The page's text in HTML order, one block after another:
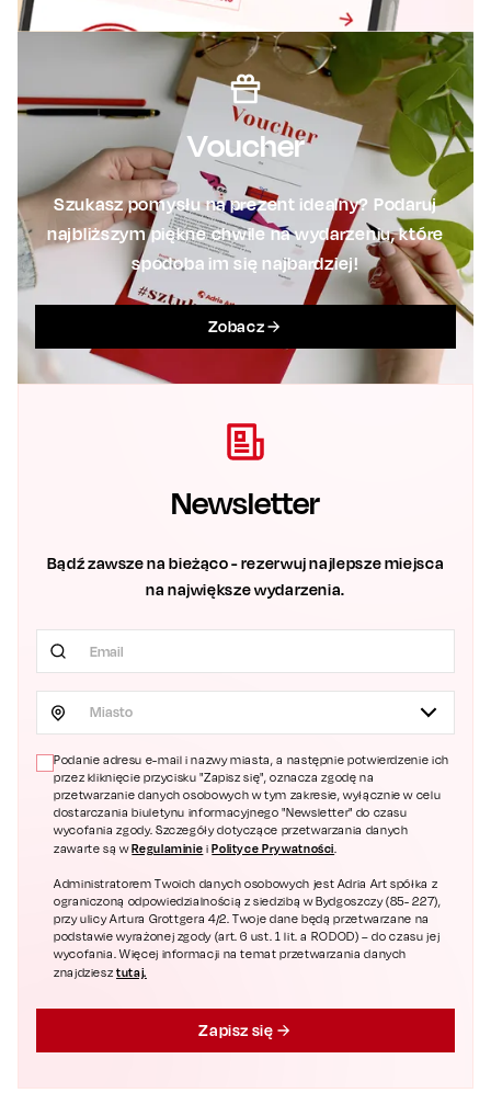
Voucher
Szukasz pomysłu na prezent idealny? Podaruj
najbliższym piękne chwile na wydarzeniu, które
spodoba im się najbardziej!
Zobacz
Newsletter
Bądź zawsze na bieżąco - rezerwuj najlepsze miejsca
na największe wydarzenia.
Miasto
Podanie adresu e-mail i nazwy miasta, a następnie potwierdzenie ich
przez kliknięcie przycisku "Zapisz się", oznacza zgodę na
przetwarzanie danych osobowych w tym zakresie, wyłącznie w celu
dostarczania biuletynu informacyjnego "Newsletter" do czasu
wycofania zgody. Szczegóły dotyczące przetwarzania danych
zawarte są wRegulaminie i Polityce Prywatności.
Administratorem Twoich danych osobowych jest Adria Art spółka z
ograniczoną odpowiedzialnością z siedzibą w Bydgoszczy (85- 227),
przy ulicy Artura Grottgera 4/2. Twoje dane będą przetwarzane na
podstawie wyrażonej zgody (art. 6 ust. 1 lit. a RODOD) – do czasu jej
wycofania. Więcej informacji na temat przetwarzania danych
znajdziesztutaj.
Zapisz się